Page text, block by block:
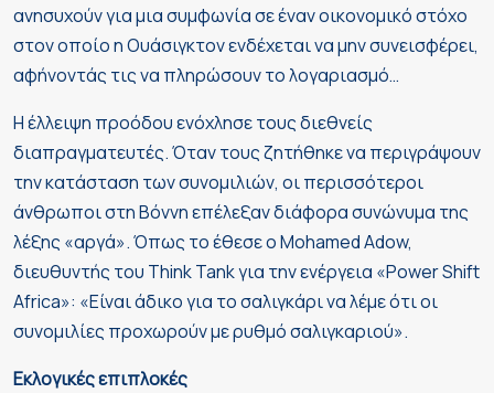
ανησυχούν για μια συμφωνία σε έναν οικονομικό στόχο
στον οποίο η Ουάσιγκτον ενδέχεται να μην συνεισφέρει,
αφήνοντάς τις να πληρώσουν το λογαριασμό…
Η έλλειψη προόδου ενόχλησε τους διεθνείς
διαπραγματευτές. Όταν τους ζητήθηκε να περιγράψουν
την κατάσταση των συνομιλιών, οι περισσότεροι
άνθρωποι στη Βόννη επέλεξαν διάφορα συνώνυμα της
λέξης «αργά». Όπως το έθεσε ο Mohamed Adow,
διευθυντής του Think Tank για την ενέργεια «Power Shift
Africa»: «Είναι άδικο για το σαλιγκάρι να λέμε ότι οι
συνομιλίες προχωρούν με ρυθμό σαλιγκαριού».
Εκλογικές επιπλοκές